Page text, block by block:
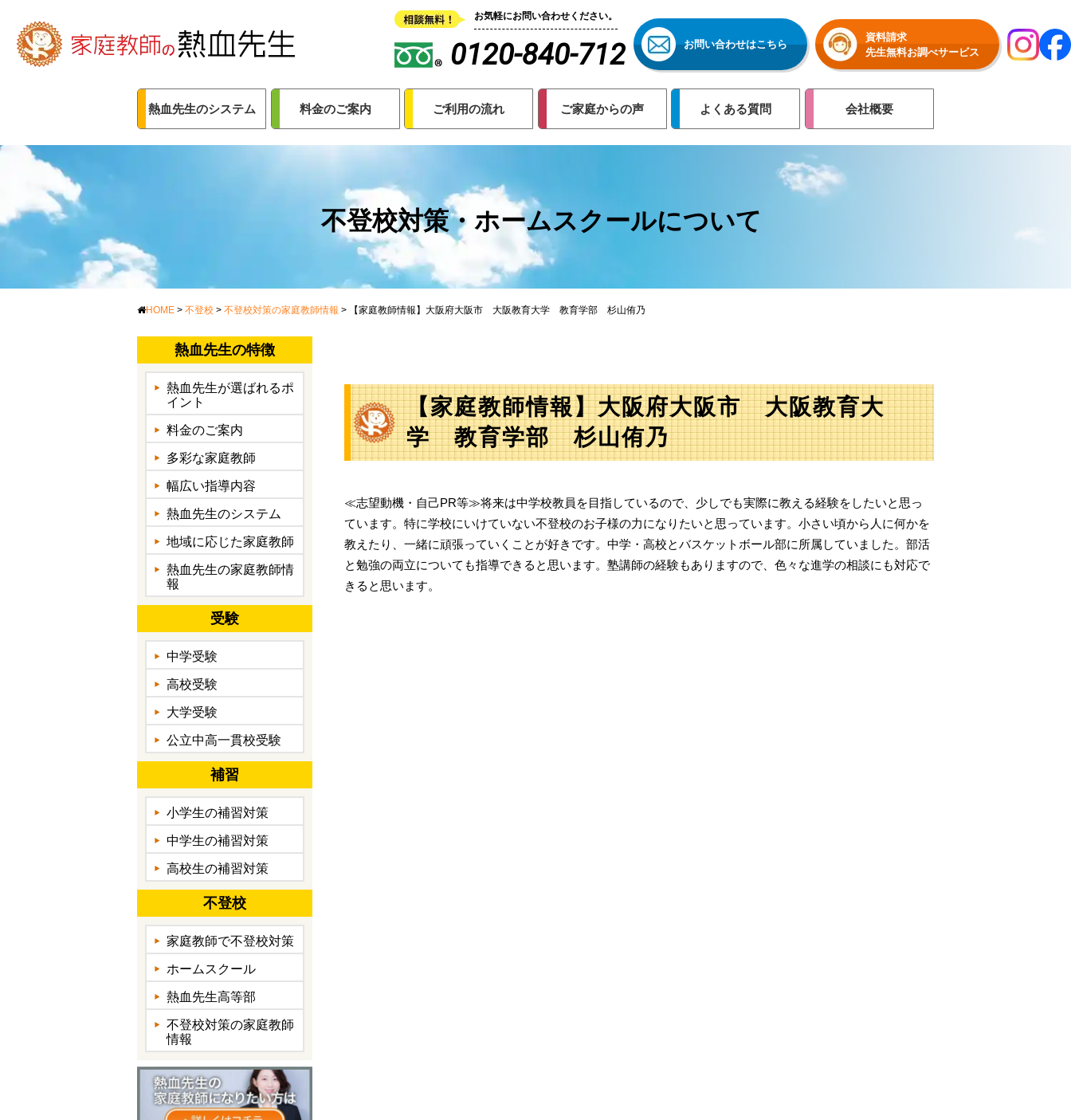
お気軽にお問い合わせください。
0120-840-712 お問い合わせはこちら
資料請求
先生無料お調べサービス
熱血先生のシステム 料金のご案内 ご利用の流れ ご家庭からの声 よくある質問 会社概要
不登校対策・ホームスクールについて
HOME > 不登校 > 不登校対策の家庭教師情報 > 【家庭教師情報】大阪府大阪市 大阪教育大学 教育学部 杉山侑乃
【家庭教師情報】大阪府大阪市 大阪教育大
学 教育学部 杉山侑乃
≪志望動機・自己PR等≫将来は中学校教員を目指しているので、少しでも実際に教える経験をしたいと思っ
ています。特に学校にいけていない不登校のお子様の力になりたいと思っています。小さい頃から人に何かを
教えたり、一緒に頑張っていくことが好きです。中学・高校とバスケットボール部に所属していました。部活
と勉強の両立についても指導できると思います。塾講師の経験もありますので、色々な進学の相談にも対応で
きると思います。
熱血先生の特徴
熱血先生が選ばれるポ
イント
料金のご案内
多彩な家庭教師
幅広い指導内容
熱血先生のシステム
地域に応じた家庭教師
熱血先生の家庭教師情
報
受験
中学受験
高校受験
大学受験
公立中高一貫校受験
補習
小学生の補習対策
中学生の補習対策
高校生の補習対策
不登校
家庭教師で不登校対策
ホームスクール
熱血先生高等部
不登校対策の家庭教師
情報